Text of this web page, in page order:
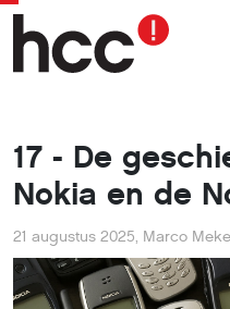
17 - De
Nokia en de
21 augustus 2025, Marco